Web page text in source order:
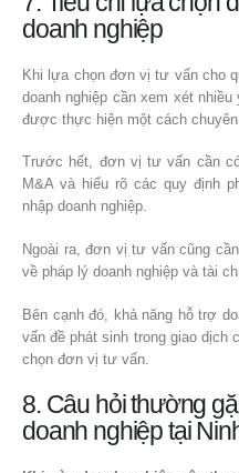
doanh nghiệp
Khi lựa chọn đơn vị tư vấn cho
doanh nghiệp cần xem xét
được thực hiện một cách chuyên
Trước hết, đơn vị tư vấn cần
M&A và hiểu rõ các quy định
nhập doanh nghiệp.
Ngoài ra, đơn vị tư vấn cũng
về pháp lý doanh nghiệp và tài
Bên cạnh đó, khả năng hỗ trợ
vấn đề phát sinh trong giao dịch
chọn đơn vị tư vấn.
8. Câu hỏi thường
doanh nghiệp tại